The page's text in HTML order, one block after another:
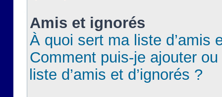
Amis et ignorés
À quoi sert ma liste d’amis
Comment puis-je ajouter
liste d’amis et d’ignorés ?